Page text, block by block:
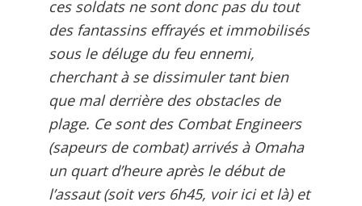
ces soldats ne sont donc pas du tout
des fantassins effrayés et immobilisés
sous le déluge du feu ennemi,
cherchant à se dissimuler tant bien
que mal derrière des obstacles de
plage. Ce sont des Combat Engineers
(sapeurs de combat) arrivés à Omaha
un quart d’heure après le début de
l’assaut (soit vers 6h45, voir ici et là) et